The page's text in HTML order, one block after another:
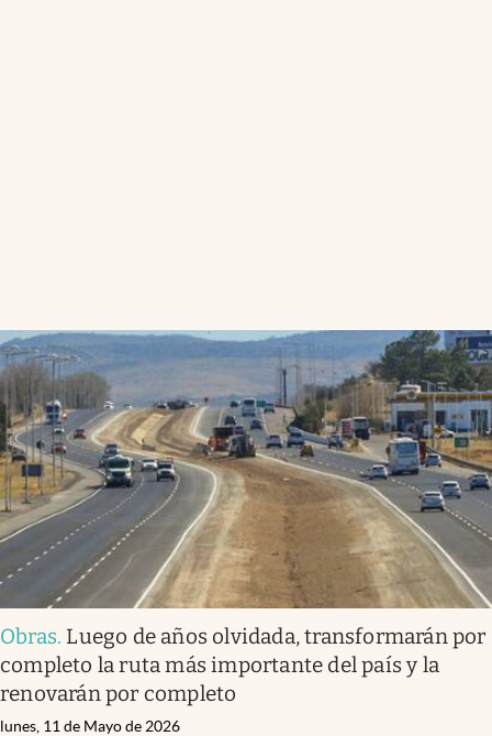
Obras. Luego de años olvidada, transformarán por
completo la ruta más importante del país y la
renovarán por completo
lunes, 11 de Mayo de 2026